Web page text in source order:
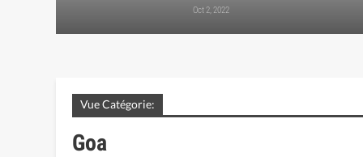
Oct 2, 2022
Vue Catégorie:
Goa